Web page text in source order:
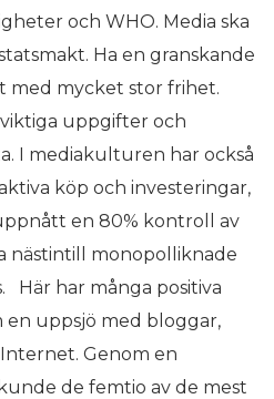
och WHO. Media ska
Ha en granskande
med mycket stor frihet.
uppgifter och
I mediakulturen har också
köp och investeringar,
en 80% kontroll av
nästintill monopolliknade
Här har många positiva
uppsjö med bloggar,
Genom en
de femtio av de mest